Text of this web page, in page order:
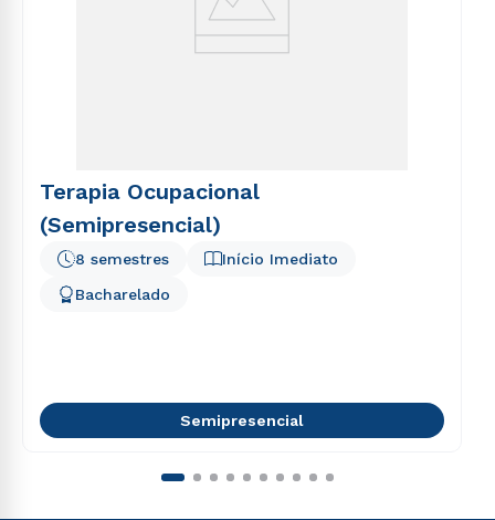
Terapia Ocupacional
(Semipresencial)
Início Imediato
8 semestres
Bacharelado
Semipresencial